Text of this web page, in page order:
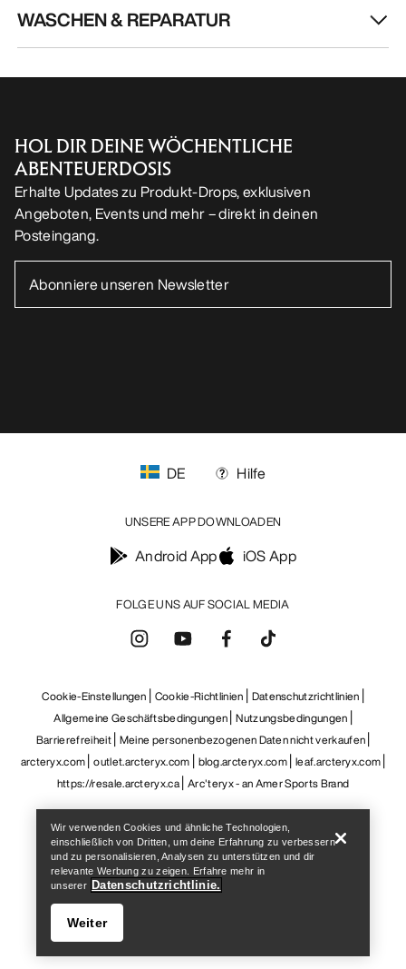
Help
WASCHEN & REPARATUR
HOL DIR DEINE WÖCHENTLICHE
ABENTEUERDOSIS
Erhalte Updates zu Produkt-Drops, exklusiven
Angeboten, Events und mehr – direkt in deinen
Posteingang.
FOLGE UNS AUF SOCIAL MEDIA
UNSERE APP DOWNLOADEN
Cookie-Einstellungen Cookie-Richtlinien Datenschutzrichtlinien
Allgemeine Geschäftsbedingungen Nutzungsbedingungen
Barrierefreiheit Meine personenbezogenen Daten nicht verkaufen
arcteryx.com outlet.arcteryx.com blog.arcteryx.com leaf.arcteryx.com
Wir verwenden Cookies und ähnliche Technologien,
einschließlich von Dritten, um deine Erfahrung zu verbessern
und zu personalisieren, Analysen zu unterstützen und dir
relevante Werbung zu zeigen. Erfahre mehr in
unserer Datenschutzrichtlinie.
Weiter